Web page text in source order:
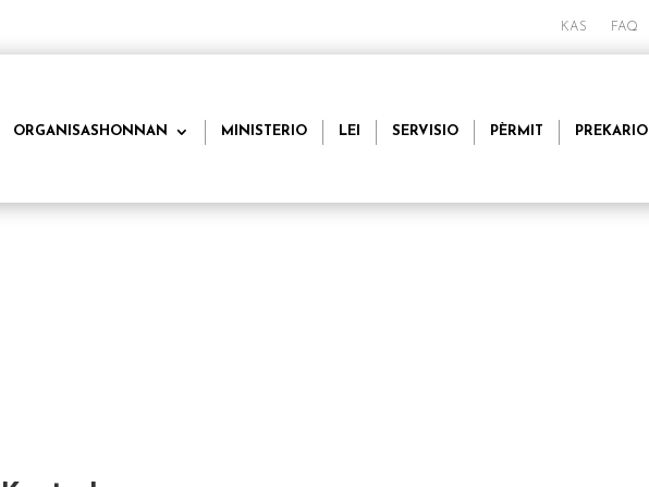
KAS FAQ
ORGANISASHONNAN MINISTERIO LEI SERVISIO PÈRMIT PREKARIO